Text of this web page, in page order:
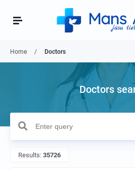
Home Doctors
Doctors
Results: 35726